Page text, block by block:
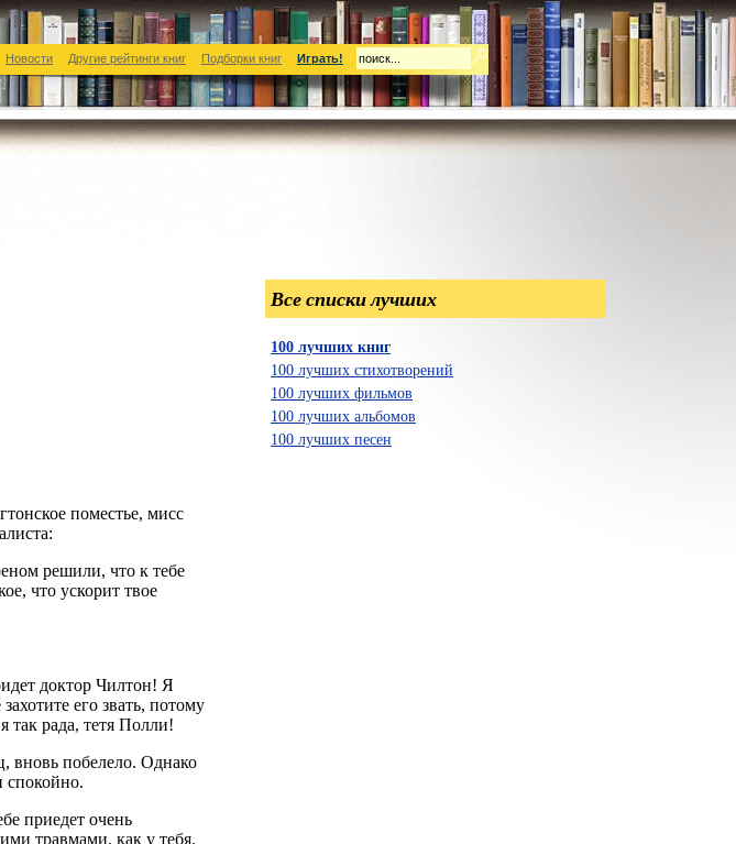
Новости Другие рейтинги книг Подборки книг Играть!
поместье, мисс
решили, что к тебе
что ускорит твое
доктор Чилтон! Я
его звать, потому
так рада, тетя Полли!
вновь побелело. Однако
спокойно.
приедет очень
травмами, как у тебя.
Все списки лучших
100 лучших книг
100 лучших стихотворений
100 лучших фильмов
100 лучших альбомов
100 лучших песен